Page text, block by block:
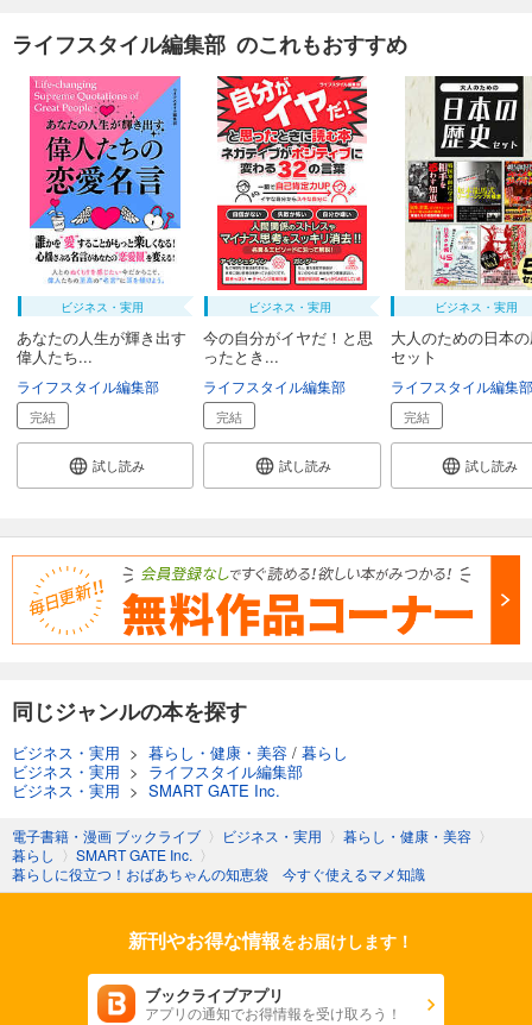
ライフスタイル編集部 のこれもおすすめ
ビジネス・実用
あなたの人生が輝き出す
偉人たち...
ライフスタイル編集部
完結
試し読み
ビジネス・実用
今の自分がイヤだ！と思
ったとき...
ライフスタイル編集部
完結
試し読み
ビジネス・実用
大人のための日本
セット
ライフスタイル編集部
完結
試し読み
同じジャンルの本を探す
ビジネス・実用 > 暮らし・健康・美容 / 暮らし
ビジネス・実用 > ライフスタイル編集部
ビジネス・実用 > SMART GATE Inc.
電子書籍・漫画 ブックライブ 〉 ビジネス・実用 〉 暮らし・健康・美容 〉
暮らし 〉 SMART GATE Inc. 〉
暮らしに役立つ！おばあちゃんの知恵袋 今すぐ使えるマメ知識
新刊やお得な情報をお届けします！
ブックライブアプリ
アプリの通知でお得情報を受け取ろう！